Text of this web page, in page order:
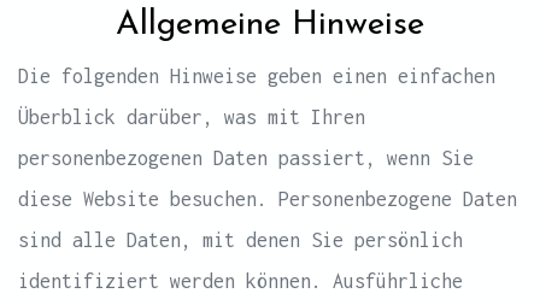
Allgemeine Hinweise
Die folgenden Hinweise geben einen einfachen
Überblick darüber, was mit Ihren
personenbezogenen Daten passiert, wenn Sie
diese Website besuchen. Personenbezogene Daten
sind alle Daten, mit denen Sie persönlich
identifiziert werden können. Ausführliche